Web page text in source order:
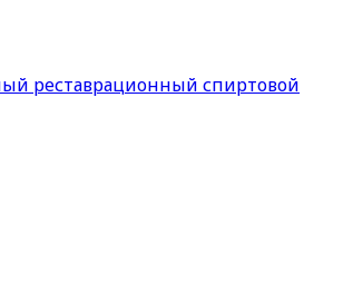
реставрационный спиртовой